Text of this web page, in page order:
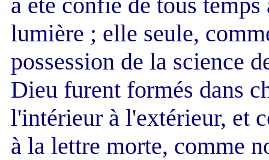
lumière ; elle seule,
possession de la science
Dieu furent formés dans
l'intérieur à l'extérieur, et
à la lettre morte, comme